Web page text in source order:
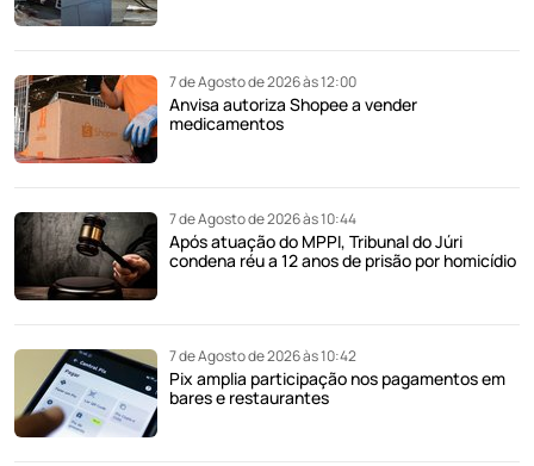
7 de Agosto de 2026 às 12:00
Anvisa autoriza Shopee a vender
medicamentos
7 de Agosto de 2026 às 10:44
Após atuação do MPPI, Tribunal do Júri
condena réu a 12 anos de prisão por homicídio
7 de Agosto de 2026 às 10:42
Pix amplia participação nos pagamentos em
bares e restaurantes